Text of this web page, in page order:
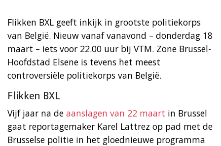
Flikken BXL geeft inkijk in grootste politiekorps
van België. Nieuw vanaf vanavond – donderdag 18
maart – iets voor 22.00 uur bij VTM. Zone Brussel-
Hoofdstad Elsene is tevens het meest
controversiële politiekorps van België.
Flikken BXL
Vijf jaar na de aanslagen van 22 maart in Brussel
gaat reportagemaker Karel Lattrez op pad met de
Brusselse politie in het gloednieuwe programma